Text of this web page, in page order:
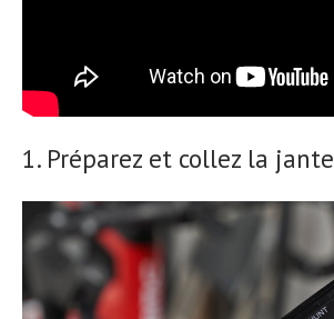
1. Préparez et collez la jante